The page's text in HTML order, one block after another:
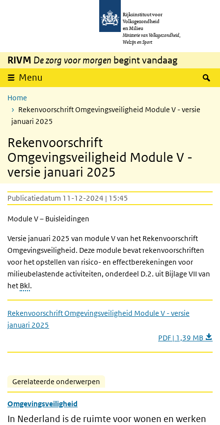
Overslaan en naar de inhoud gaan
Rijksinstituut voor
Volksgezondheid
en Milieu
Ministerie van Volksgezondheid,
Welzijn en Sport
RIVM De zorg voor morgen begint vandaag
Menu
Home
Rekenvoorschrift Omgevingsveiligheid Module V - versie
januari 2025
Rekenvoorschrift
Omgevingsveiligheid Module V -
versie januari 2025
Publicatiedatum 11-12-2024 | 15:45
Module V – Buisleidingen
Versie januari 2025 van module V van het Rekenvoorschrift
Omgevingsveiligheid. Deze module bevat rekenvoorschriften
voor het opstellen van risico- en effectberekeningen voor
milieubelastende activiteiten, onderdeel D.2. uit Bijlage VII van
het Bkl.
Rekenvoorschrift Omgevingsveiligheid Module V - versie
januari 2025
PDF | 1,39 MB
Gerelateerde onderwerpen
Omgevingsveiligheid
In Nederland is de ruimte voor wonen en werken